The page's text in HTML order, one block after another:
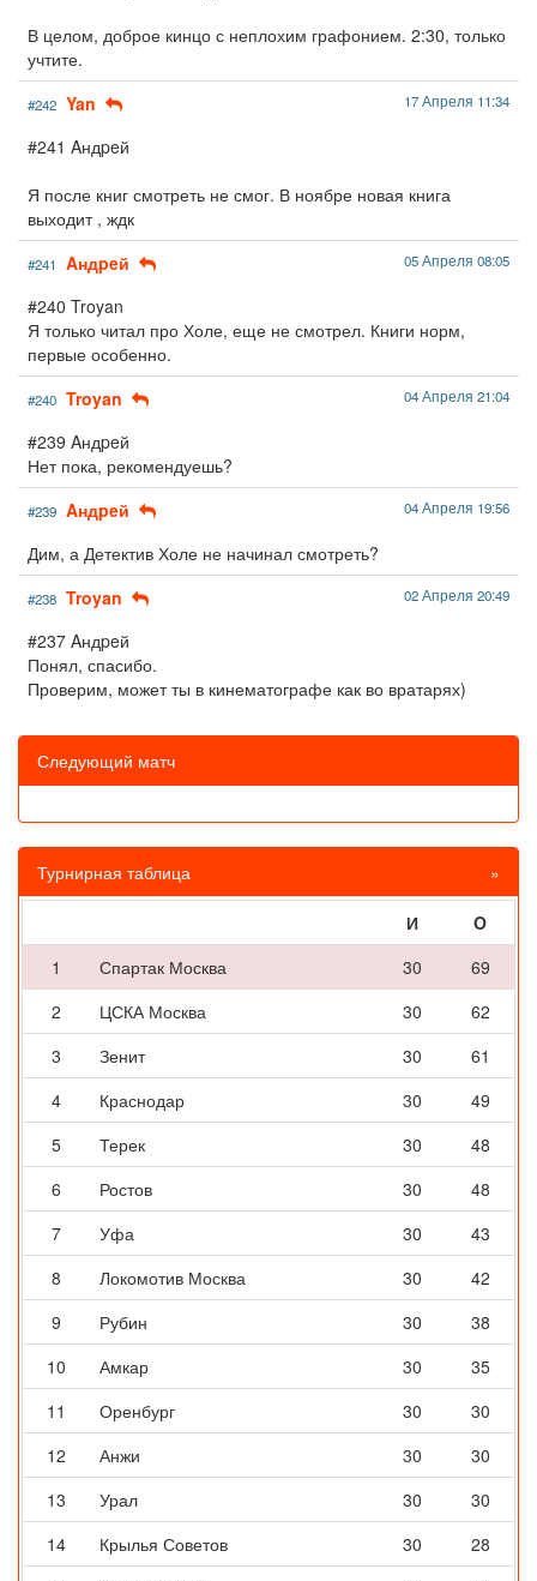
В целом, доброе кинцо с неплохим графонием. 2:30, только
учтите.
#242 Yan 17 Апреля 11:34
#241 Aндpeй
Я после книг смотреть не смог. В ноябре новая книга
выходит , ждк
#241 Aндpeй 05 Апреля 08:05
#240 Troyan
Я только читал про Холе, еще не смотрел. Книги норм,
первые особенно.
#240 Troyan 04 Апреля 21:04
#239 Aндpeй
Нет пока, рекомендуешь?
#239 Aндpeй 04 Апреля 19:56
Дим, а Детектив Холе не начинал смотреть?
#238 Troyan 02 Апреля 20:49
#237 Aндpeй
Понял, спасибо.
Проверим, может ты в кинематографе как во вратарях)
Следующий матч
Турнирная таблица »
И
O
1
Спартак Москва 30
69
2
ЦСКА Москва 30
62
3
Зенит 30
61
4
Краснодар 30
49
5
Терек 30
48
6
Ростов 30
48
7
Уфа 30
43
8
Локомотив Москва 30
42
9
Рубин 30
38
10
Амкар 30
35
11
Оренбург 30
30
12
Анжи 30
30
13
Урал 30
30
14
Крылья Советов 30
28